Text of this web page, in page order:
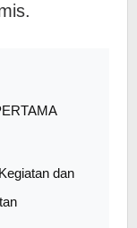
dan